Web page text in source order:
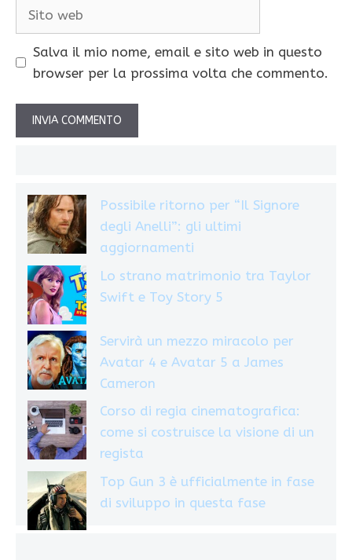
Salva il mio nome, email e sito web in questo
browser per la prossima volta che commento.
Possibile ritorno per “Il Signore
degli Anelli”: gli ultimi
aggiornamenti
Lo strano matrimonio tra Taylor
Swift e Toy Story 5
Servirà un mezzo miracolo per
Avatar 4 e Avatar 5 a James
Cameron
Corso di regia cinematografica:
come si costruisce la visione di un
regista
Top Gun 3 è ufficialmente in fase
di sviluppo in questa fase